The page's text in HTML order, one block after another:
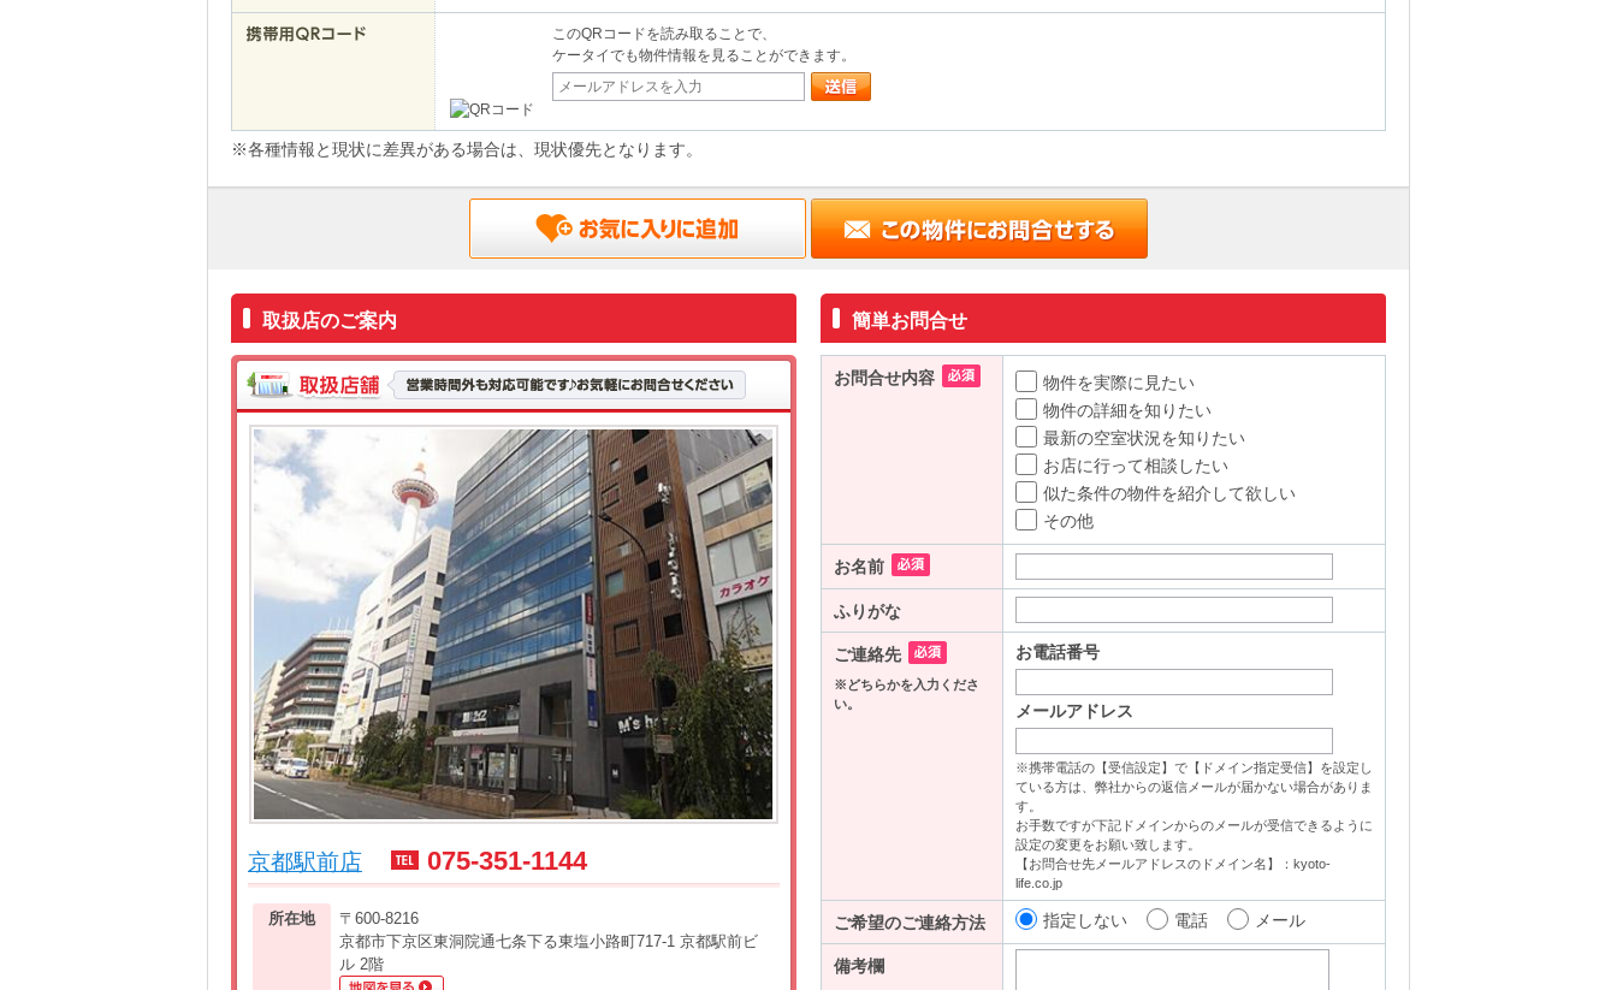
このQRコードを読み取ることで、
ケータイでも物件情報を見ることができます。
※各種情報と現状に差異がある場合は、現状優先となります。
取扱店のご案内
京都駅前店 075-351-1144
所在地
〒600-8216
京都市下京区東洞院通七条下る東塩小路町717-1 京都駅前ビ
ル 2階
簡単お問合せ